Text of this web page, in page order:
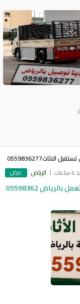
الرياض عرض
توصيل جمعية خيرية تاخذ الاثاث المستعمل بالرياض 05598362